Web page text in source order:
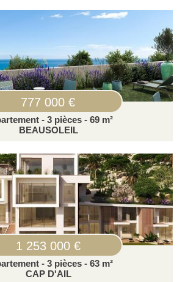
777 000 €
- 3 pièces - 69 m²
BEAUSOLEIL
1 253 000 €
- 3 pièces - 63 m²
CAP D'AIL